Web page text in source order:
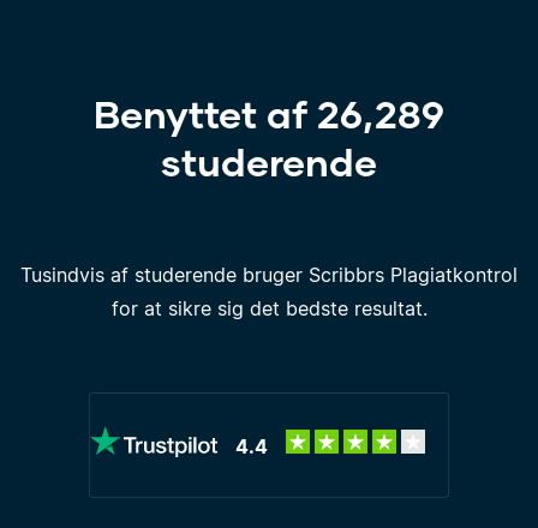
Benyttet af 26,289
studerende
Tusindvis af studerende bruger Scribbrs Plagiatkontrol
for at sikre sig det bedste resultat.
4.4